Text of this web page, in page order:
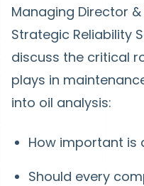
Managing Director
Strategic Reliability
discuss the critical
plays in
into oil analysis:
How important is
Should every